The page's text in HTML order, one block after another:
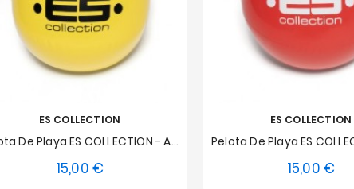
ES COLLECTION
Pelota De Playa ES COLLECTION - Amarillo
15,00 €
Talla única
ES COLLECTION
15,00 €
Talla única